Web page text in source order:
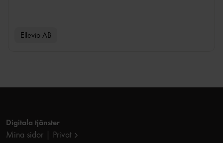
Ellevio AB
Digitala tjänster
Mina sidor | Privat